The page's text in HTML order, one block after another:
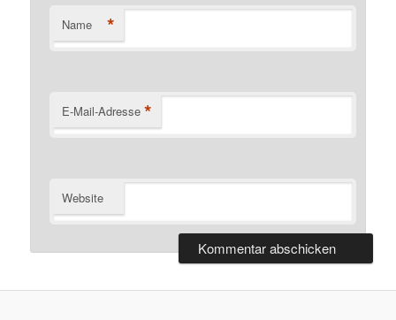
Name *
E-Mail-Adresse *
Website